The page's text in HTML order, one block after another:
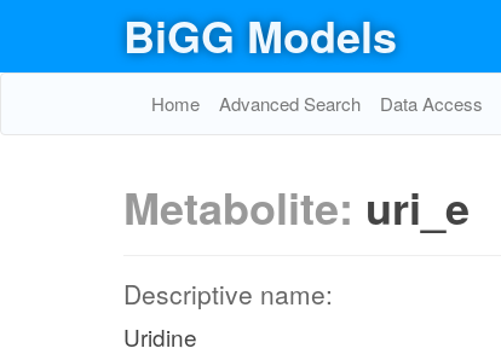
BiGG Models
Home Advanced Search Data Access
Metabolite: uri_e
Descriptive name:
Uridine